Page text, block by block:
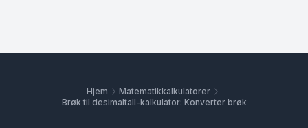
Hjem
Matematikkalkulatorer
Brøk til desimaltall-kalkulator: Konverter brøk